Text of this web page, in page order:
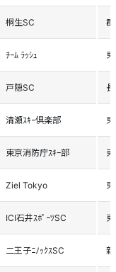
桐生SC
ﾁｰﾑ ﾗｯｼｭ
戸隠SC
清瀬ｽｷｰ倶楽部
東京消防庁ｽｷｰ部
Ziel Tokyo
ICI石井ｽﾎﾟｰﾂSC
二王子ﾆﾉｯｸｽSC